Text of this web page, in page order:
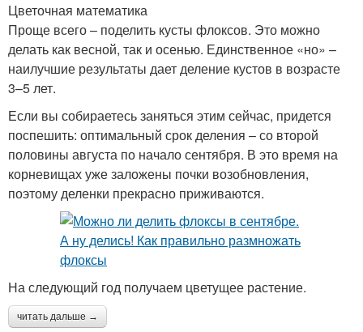
Цветочная математика
Проще всего – поделить кусты флоксов. Это можно
делать как весной, так и осенью. Единст­венное «но» –
наилучшие результаты дает деление кустов в возрасте
3–5 лет.
Если вы собираетесь заняться этим сейчас, придется
поспешить: оптимальный срок деления – со второй
половины августа по начало сентября. В это время на
корневищах уже заложены почки возобновления,
поэтому деленки прекрасно приживаются.
На следующий год получаем цветущее растение.
читать дальше →